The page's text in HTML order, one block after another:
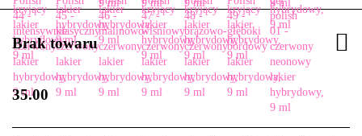
Brak towaru
35.00